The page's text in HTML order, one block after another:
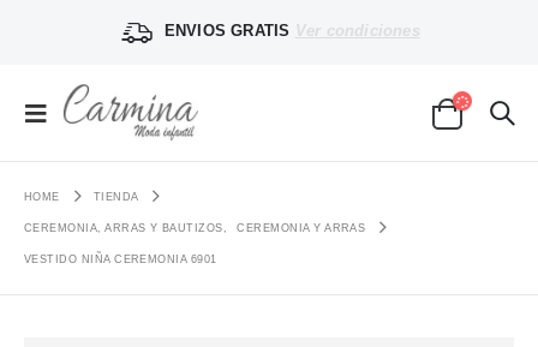
ENVIOS GRATIS Ver condiciones
HOME TIENDA
CEREMONIA, ARRAS Y BAUTIZOS, CEREMONIA Y ARRAS
VESTIDO NIÑA CEREMONIA 6901